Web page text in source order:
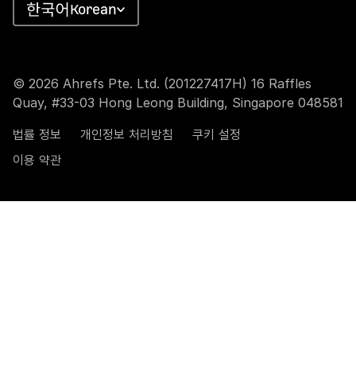
© 2026 Ahrefs Pte. Ltd. (201227417H) 16 Raffles
Quay, #33-03 Hong Leong Building, Singapore 048581
법률 정보
개인정보 처리방침
쿠키 설정
이용 약관
Korean